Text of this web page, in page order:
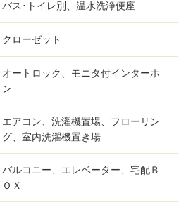
バス･トイレ別、温水洗浄便座
クローゼット
オートロック、モニタ付インターホ
ン
エアコン、洗濯機置場、フローリン
グ、室内洗濯機置き場
バルコニー、エレベーター、宅配Ｂ
ＯＸ